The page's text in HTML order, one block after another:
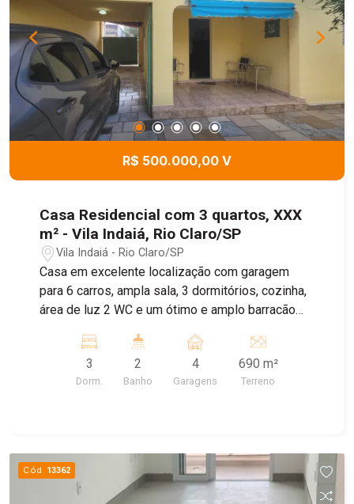
R$ 500.000,00 V
Casa Residencial com 3 quartos, XXX
m² - Vila Indaiá, Rio Claro/SP
Vila Indaiá - Rio Claro/SP
Casa em excelente localização com garagem
para 6 carros, ampla sala, 3 dormitórios, cozinha,
área de luz 2 WC e um ótimo e amplo barracão
frutiferas. EXCELENTE LOCALIZAÇÃO PARA
KITNETS3
Dorm.
2
Banho
4
Garagens
690 m²
Terreno
Cód. 13362